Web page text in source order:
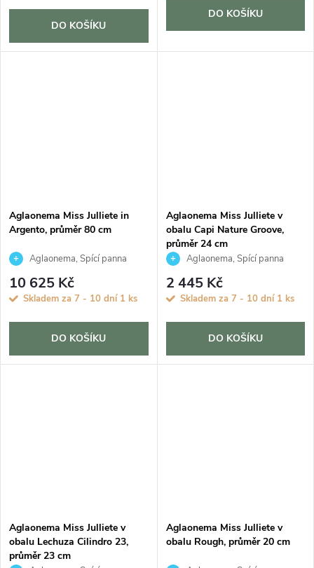
DO KOŠÍKU
DO KOŠÍKU
Aglaonema Miss Julliete in
Argento, průměr 80 cm
Aglaonema, Spící panna
10 625 Kč
Skladem za 7 - 10 dní 1 ks
DO KOŠÍKU
Aglaonema Miss Julliete v
obalu Capi Nature Groove,
průměr 24 cm
Aglaonema, Spící panna
2 445 Kč
Skladem za 7 - 10 dní 1 ks
DO KOŠÍKU
Aglaonema Miss Julliete v
obalu Lechuza Cilindro 23,
průměr 23 cm
Aglaonema Miss Julliete v
obalu Rough, průměr 20 cm